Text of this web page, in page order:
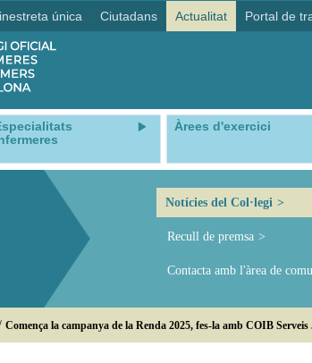
única Ciutadans Actualitat Portal de
Àrees d'exercici
Notícies del Col·legi
Recull de premsa
Contacta amb l'àrea de
Comença la campanya de la Renda 2025, fes-la amb COIB